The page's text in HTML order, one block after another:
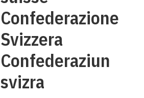
Confederazione
Svizzera
Confederaziun
svizra